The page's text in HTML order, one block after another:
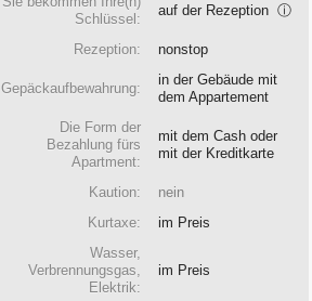
Schlüssel:
auf der Rezeption ⓘ
Rezeption: nonstop
Gepäckaufbewahrung:
in der Gebäude mit
dem Appartement
Die Form der
Bezahlung fürs
Apartment:
mit dem Cash oder
mit der Kreditkarte
Kaution:
nein
Kurtaxe:
im Preis
Wasser,
Verbrennungsgas,
Elektrik:
im Preis